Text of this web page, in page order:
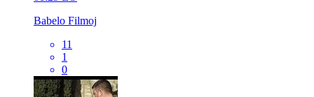
Babelo Filmoj
11
1
0